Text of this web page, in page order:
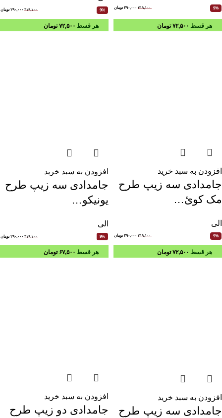
9% ۳۱۹,۱۰۰ ۲۹۰,۰۰۰ تومان 9% ۳۱۹,۱۰۰ ۲۹۰,۰۰۰ تومان
هر قسط ۷۲,۵۰۰ تومان
افزودن به سبد خرید
جامدادی سه زیپ طرح
مک کوئ…
الی
9% ۳۱۹,۱۰۰ ۲۹۰,۰۰۰ تومان
هر قسط ۷۲,۵۰۰ تومان
افزودن به سبد خرید
جامدادی سه زیپ طرح
یونیکو…
الی
9% ۳۱۹,۱۰۰ ۲۹۰,۰۰۰ تومان
هر قسط ۷۲,۵۰۰ تومان
افزودن به سبد خرید
جامدادی سه زیپ طرح
هر قسط ۶۷,۵۰۰ تومان
افزودن به سبد خرید
جامدادی دو زیپ طرح